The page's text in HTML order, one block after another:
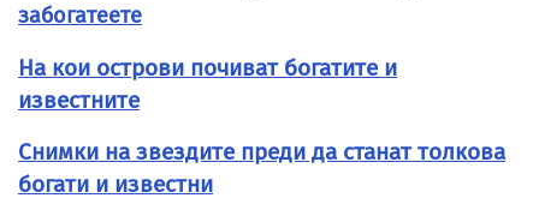
забогатеете
На кои острови почиват богатите и
известните
Снимки на звездите преди да станат толкова
богати и известни